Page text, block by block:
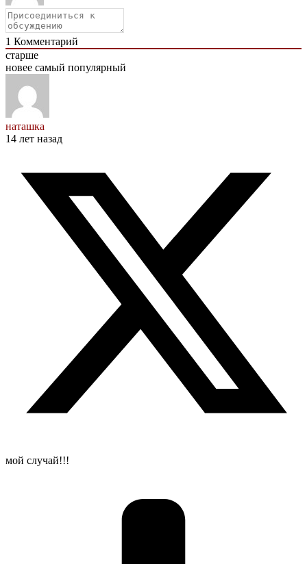
1 Комментарий
старше
новее самый популярный
наташка
14 лет назад
мой случай!!!